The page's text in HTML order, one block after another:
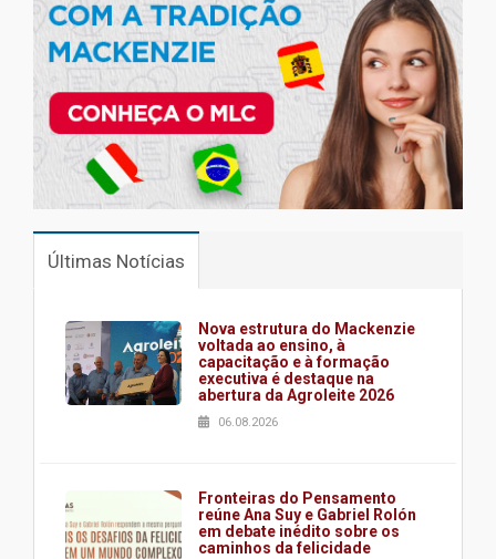
Últimas Notícias
Nova estrutura do Mackenzie
voltada ao ensino, à
capacitação e à formação
executiva é destaque na
abertura da Agroleite 2026
06.08.2026
Fronteiras do Pensamento
reúne Ana Suy e Gabriel Rolón
em debate inédito sobre os
caminhos da felicidade